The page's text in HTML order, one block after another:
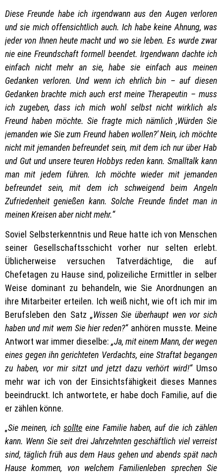
Diese Freunde habe ich irgendwann aus den Augen verloren
und sie mich offensichtlich auch. Ich habe keine Ahnung, was
jeder von Ihnen heute macht und wo sie leben. Es wurde zwar
nie eine Freundschaft formell beendet. Irgendwann dachte ich
einfach nicht mehr an sie, habe sie einfach aus meinen
Gedanken verloren. Und wenn ich ehrlich bin – auf diesen
Gedanken brachte mich auch erst meine Therapeutin – muss
ich zugeben, dass ich mich wohl selbst nicht wirklich als
Freund haben möchte. Sie fragte mich nämlich ‚Würden Sie
jemanden wie Sie zum Freund haben wollen?‘ Nein, ich möchte
nicht mit jemanden befreundet sein, mit dem ich nur über Hab
und Gut und unsere teuren Hobbys reden kann. Smalltalk kann
man mit jedem führen. Ich möchte wieder mit jemanden
befreundet sein, mit dem ich schweigend beim Angeln
Zufriedenheit genießen kann. Solche Freunde findet man in
meinen Kreisen aber nicht mehr.“
Soviel Selbsterkenntnis und Reue hatte ich von Menschen
seiner Gesellschaftsschicht vorher nur selten erlebt.
Üblicherweise versuchen Tatverdächtige, die auf
Chefetagen zu Hause sind, polizeiliche Ermittler in selber
Weise dominant zu behandeln, wie Sie Anordnungen an
ihre Mitarbeiter erteilen. Ich weiß nicht, wie oft ich mir im
Berufsleben den Satz „Wissen Sie überhaupt wen vor sich
haben und mit wem Sie hier reden?“ anhören musste. Meine
Antwort war immer dieselbe: „Ja, mit einem Mann, der wegen
eines gegen ihn gerichteten Verdachts, eine Straftat begangen
zu haben, vor mir sitzt und jetzt dazu verhört wird!“ Umso
mehr war ich von der Einsichtsfähigkeit dieses Mannes
beeindruckt. Ich antwortete, er habe doch Familie, auf die
er zählen könne.
„Sie meinen, ich sollteeine Familie haben, auf die ich zählen
kann. Wenn Sie seit drei Jahrzehnten geschäftlich viel verreist
sind, täglich früh aus dem Haus gehen und abends spät nach
Hause kommen, von welchem Familienleben sprechen Sie